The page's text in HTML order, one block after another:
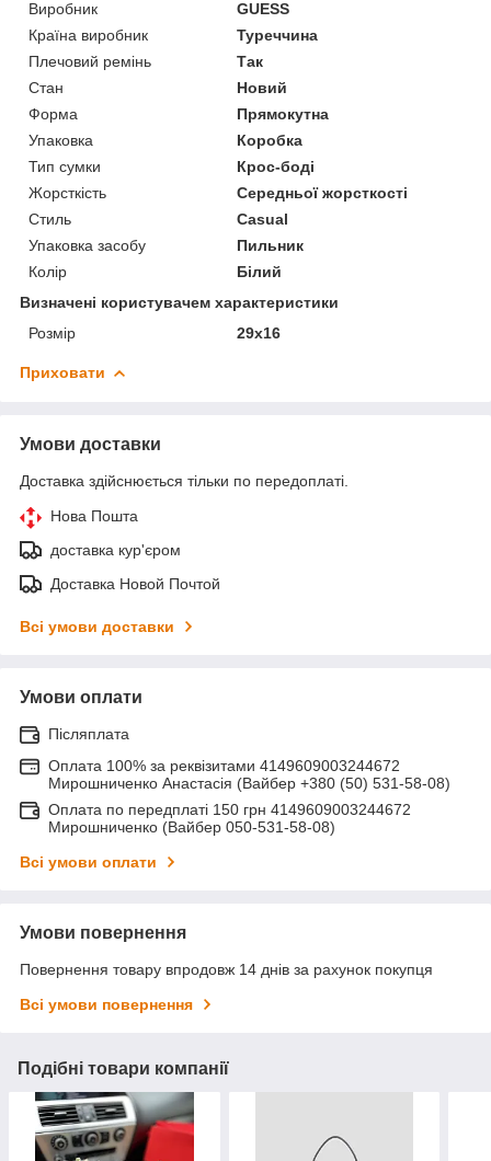
Виробник
GUESS
Країна виробник
Туреччина
Плечовий ремінь
Так
Стан
Новий
Форма
Прямокутна
Упаковка
Коробка
Тип сумки
Крос-боді
Жорсткість
Середньої жорсткості
Стиль
Casual
Упаковка засобу
Пильник
Колір
Білий
Визначені користувачем характеристики
Розмір
29x16
Приховати
Умови доставки
Доставка здійснюється тільки по передоплаті.
Нова Пошта
доставка кур'єром
Доставка Новой Почтой
Всі умови доставки
Умови оплати
Післяплата
Оплата 100% за реквізитами 4149609003244672
Мирошниченко Анастасія (Вайбер +380 (50) 531-58-08)
Оплата по передплаті 150 грн 4149609003244672
Мирошниченко (Вайбер 050-531-58-08)
Всі умови оплати
Умови повернення
Повернення товару впродовж 14 днів за рахунок покупця
Всі умови повернення
Подібні товари компанії